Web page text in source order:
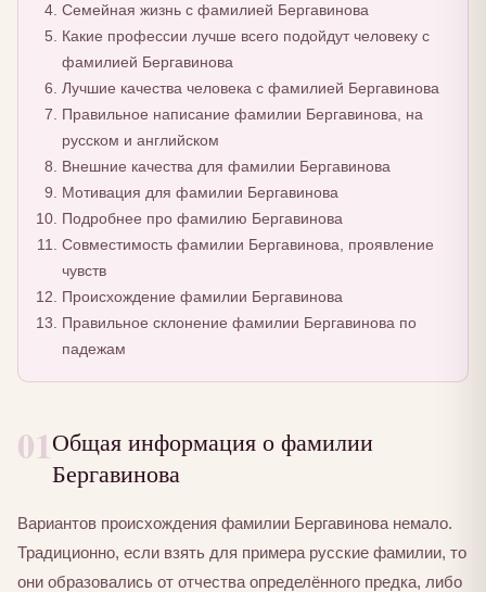
Семейная жизнь с фамилией Бергавинова
Какие профессии лучше всего подойдут человеку с
фамилией Бергавинова
Лучшие качества человека с фамилией Бергавинова
Правильное написание фамилии Бергавинова, на
русском и английском
Внешние качества для фамилии Бергавинова
Мотивация для фамилии Бергавинова
Подробнее про фамилию Бергавинова
Совместимость фамилии Бергавинова, проявление
чувств
Происхождение фамилии Бергавинова
Правильное склонение фамилии Бергавинова по
падежам
01Общая информация о фамилии
Бергавинова
Вариантов происхождения фамилии Бергавинова немало.
Традиционно, если взять для примера русские фамилии, то
они образовались от отчества определённого предка, либо